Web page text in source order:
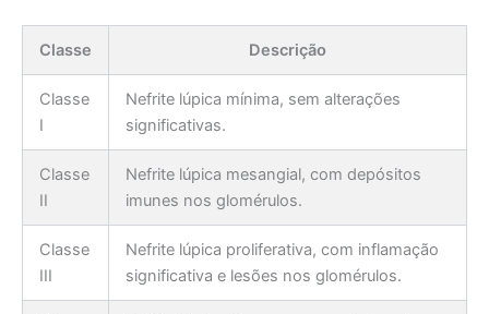
Classe Descrição
Classe
I
Nefrite lúpica mínima, sem alterações
significativas.
Classe
II
Nefrite lúpica mesangial, com depósitos
imunes nos glomérulos.
Classe
III
Nefrite lúpica proliferativa, com inflamação
significativa e lesões nos glomérulos.